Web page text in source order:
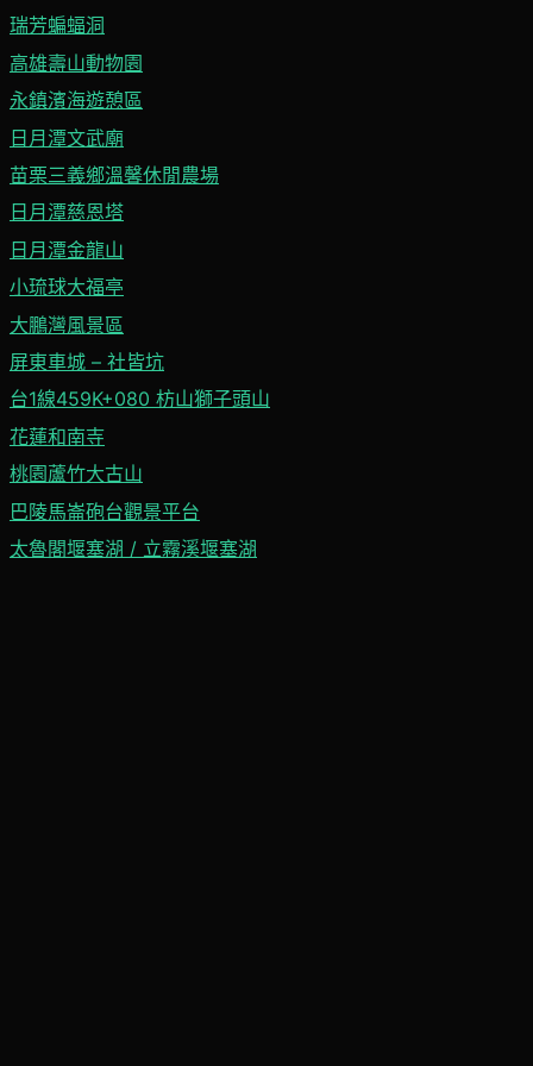
瑞芳蝙蝠洞
高雄壽山動物園
永鎮濱海遊憩區
日月潭文武廟
苗栗三義鄉溫馨休閒農場
日月潭慈恩塔
日月潭金龍山
小琉球大福亭
大鵬灣風景區
屏東車城 – 社皆坑
台1線459K+080 枋山獅子頭山
花蓮和南寺
桃園蘆竹大古山
巴陵馬崙砲台觀景平台
太魯閣堰塞湖 / 立霧溪堰塞湖